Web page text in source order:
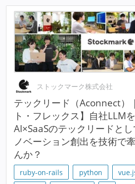
ストックマーク株式会社
テックリード（Aconnect）
ト・フレックス】自社LLM
AI×SaaSのテックリードと
ノベーション創出を技術で
んか？
ruby-on-rails python